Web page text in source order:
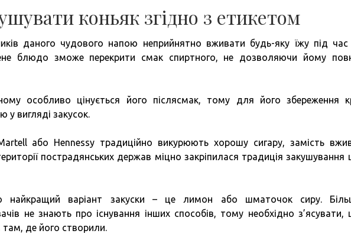
коньяк згідно з етикетом
даного чудового напою неприйнятно вживати будь-яку їжу під час
блюдо зможе перекрити смак спиртного, не дозволяючи йому
особливо цінується його післясмак, тому для його збереження
у вигляді закусок.
або Hennessy традиційно викурюють хорошу сигару, замість
пострадянських держав міцно закріпилася традиція закушування
варіант закуски – це лимон або шматочок сиру.
не знають про існування інших способів, тому необхідно
там, де його створили.